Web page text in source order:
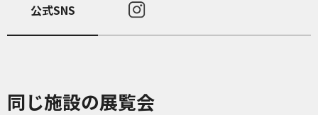
公式SNS
同じ施設の展覧会